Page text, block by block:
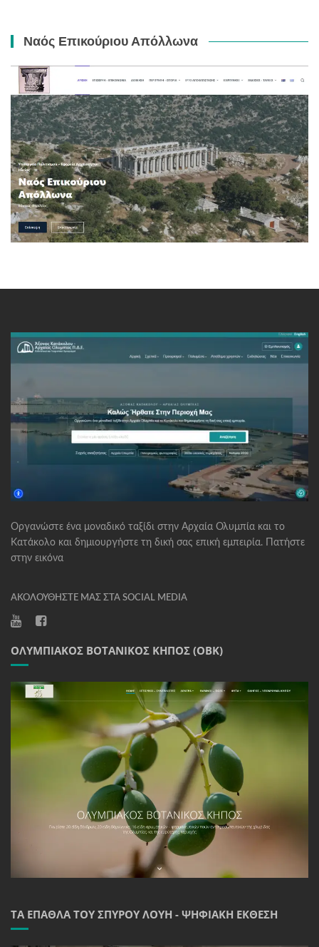
Ναός Επικούριου Απόλλωνα
Οργανώστε ένα μοναδικό ταξίδι στην Αρχαία Ολυμπία και το
Κατάκολο και δημιουργήστε τη δική σας επική εμπειρία. Πατήστε
στην εικόνα
ΑΚΟΛΟΥΘΉΣΤΕ ΜΑΣ ΣΤΑ SOCIAL MEDIA
ΟΛΥΜΠΙΑΚΌΣ ΒΟΤΑΝΙΚΌΣ ΚΉΠΟΣ (ΟΒΚ)
ΤΑ ΈΠΑΘΛΑ ΤΟΥ ΣΠΎΡΟΥ ΛΟΎΗ - ΨΗΦΙΑΚΉ ΈΚΘΕΣΗ